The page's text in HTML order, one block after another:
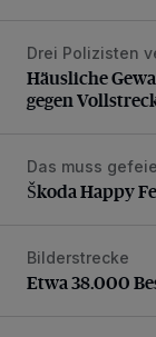
Häusliche
Drei Polizisten
Häusliche
gegen
Škoda Happy
Das muss
Škoda Happy
Etwa 38.000
Bilderstrecke
Etwa 38.000